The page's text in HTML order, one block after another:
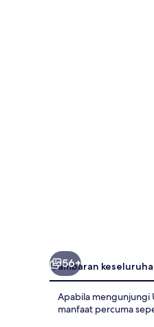
56+
Gambaran
Apabila mengunjungi
manfaat percuma